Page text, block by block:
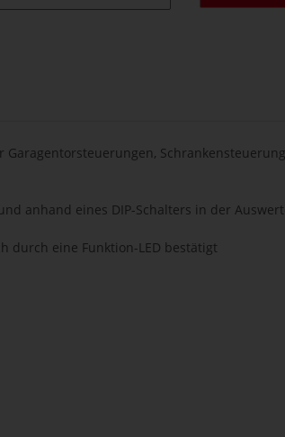
anhand eines DIP-Schalters in der
durch eine Funktion-LED bestätigt